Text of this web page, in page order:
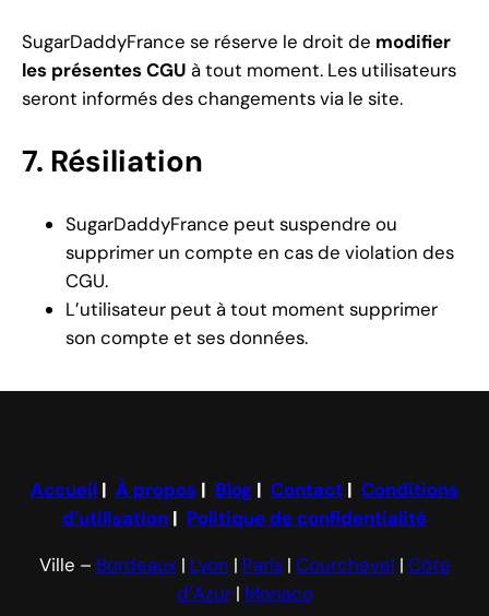
SugarDaddyFrance se réserve le droit de modifier
les présentes CGU à tout moment. Les utilisateurs
seront informés des changements via le site.
7. Résiliation
SugarDaddyFrance peut suspendre ou
supprimer un compte en cas de violation des
CGU.
L’utilisateur peut à tout moment supprimer
son compte et ses données.
Accueil | À propos | Blog | Contact | Conditions
d’utilisation | Politique de confidentialité
Ville – Bordeaux| Lyon | Paris| Courchevel | Côte
d’Azur| Monaco